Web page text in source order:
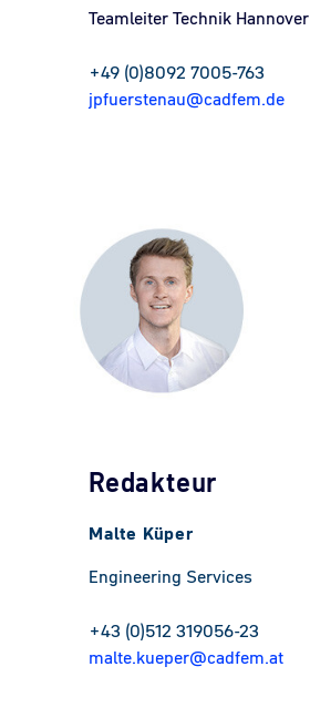
TeamleiterTechnik Hannover
+49 (0)8092 7005-763
jpfuerstenau@cadfem.de
Redakteur
Malte Küper
Engineering Services
+43 (0)512 319056-23
malte.kueper@cadfem.at